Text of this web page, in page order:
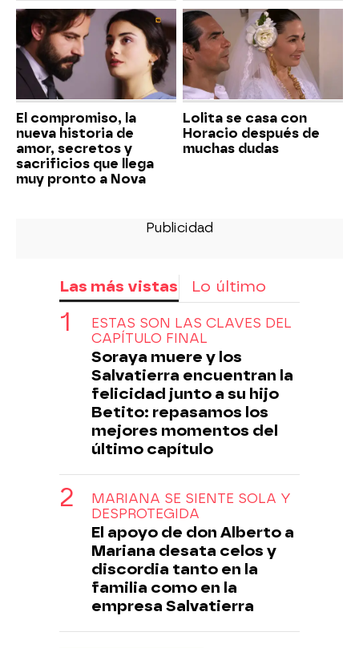
El compromiso, la
nueva historia de
amor, secretos y
sacrificios que llega
muy pronto a Nova
Lolita se casa con
Horacio después de
muchas dudas
Las más vistas Lo último
ESTAS SON LAS CLAVES DEL
CAPÍTULO FINAL
Soraya muere y los
Salvatierra encuentran la
felicidad junto a su hijo
Betito: repasamos los
mejores momentos del
último capítulo
MARIANA SE SIENTE SOLA Y
DESPROTEGIDA
El apoyo de don Alberto a
Mariana desata celos y
discordia tanto en la
familia como en la
empresa Salvatierra